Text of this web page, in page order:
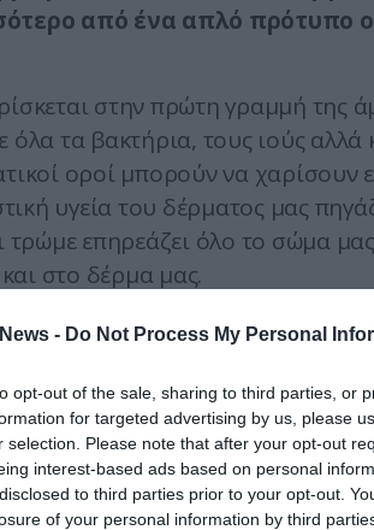
- Do Not Process My Personal
opt-out of the sale, sharing to third parties, or
for targeted advertising by us, please
selection. Please note that after your opt-out
interest-based ads based on personal
to third parties prior to your opt-out.
of your personal information by third
από ένα απλό πρότυπο
στην πρώτη γραμμή της
όλα τα βακτήρια, τους ιούς αλλά
οροί μπορούν να χαρίσουν
υγεία του δέρματος μας
τρώμε επηρεάζει όλο το σώμα
στο δέρμα μας.
τρόφιμα για την υγεία
που πραγματικά κάνει
επιστήμονες- κρύβουν μέσα
για την πρόληψη εμφάνισης
που μειώνεται καθώς
παίρνουμε μια ώθηση